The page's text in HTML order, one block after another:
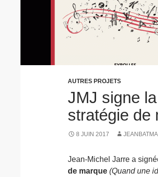
AUTRES PROJETS
JMJ signe
stratégie de
8 JUIN 2017
Jean-Michel Jarre a
de marque (Quand une